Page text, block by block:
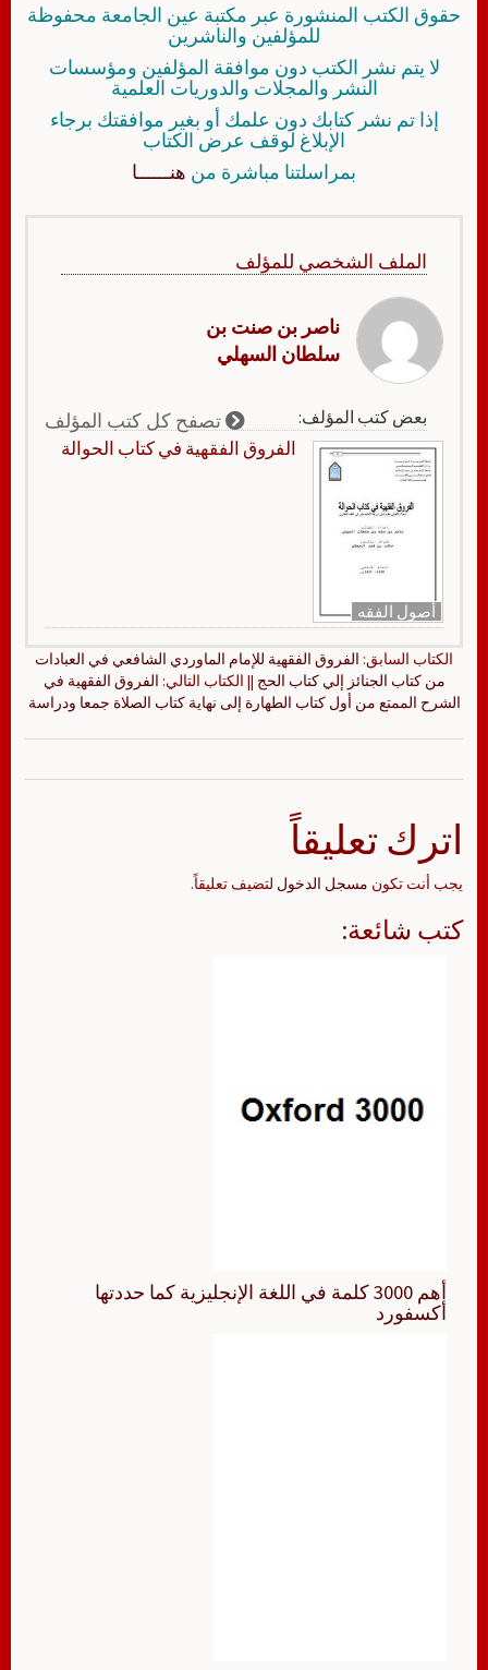
حقوق الكتب المنشورة عبر مكتبة عين الجامعة محفوظة
للمؤلفين والناشرين
لا يتم نشر الكتب دون موافقة المؤلفين ومؤسسات
النشر والمجلات والدوريات العلمية
إذا تم نشر كتابك دون علمك أو بغير موافقتك برجاء
الإبلاغ لوقف عرض الكتاب
بمراسلتنا مباشرة من هنــــــا
الملف الشخصي للمؤلف
ناصر بن صنت بن
سلطان السهلي
بعض كتب المؤلف: تصفح كل كتب المؤلف
أصول الفقه
الفروق الفقهية في كتاب الحوالة
الكتاب السابق: الفروق الفقهية للإمام الماوردي الشافعي في العبادات
من كتاب الجنائز إلي كتاب الحج || الكتاب التالي: الفروق الفقهية في
الشرح الممتع من أول كتاب الطهارة إلى نهاية كتاب الصلاة جمعا ودراسة
اترك تعليقاً
يجب أنت تكون مسجل الدخول لتضيف تعليقاً.
كتب شائعة:
أهم 3000 كلمة في اللغة الإنجليزية كما حددتها
أكسفورد